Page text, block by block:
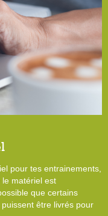
pour tes entrainements,
matériel est
que certains
être livrés pour